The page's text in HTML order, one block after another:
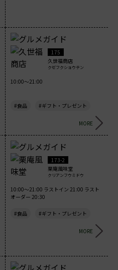
175
久世福商店
クゼフクショウテン
10:00～21:00
#食品 #ギフト・プレゼント
MORE
173-2
栗庵風味堂
クリアンフウミドウ
10:00～21:00 ラストイン 21:00 ラスト
オーダー 20:30
#食品 #ギフト・プレゼント
MORE